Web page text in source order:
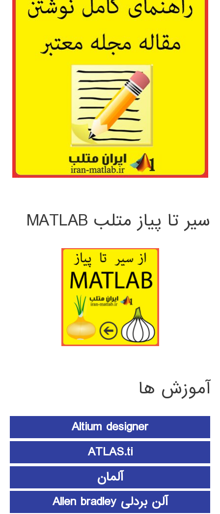
سیر تا پیاز متلب MATLAB
آموزش ها
Altium designer
ATLAS.ti
آلمان
آلن بردلی Allen bradley